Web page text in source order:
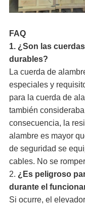
FAQ
1. ¿Son las
durables?
La cuerda de
especiales y
para la cuerda de
también
consecuencia, la
alambre es mayor
de seguridad se
cables. No se
2. ¿Es peligroso
durante el
Si ocurre, el